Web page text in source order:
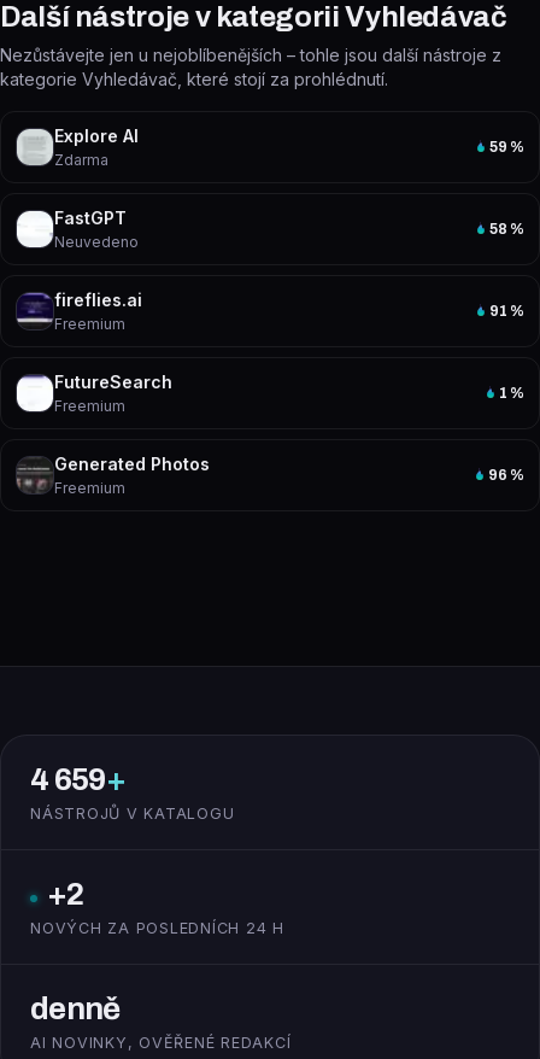
Další nástroje v kategorii Vyhledávač
Nezůstávejte jen u nejoblíbenějších – tohle jsou další nástroje z
kategorie Vyhledávač, které stojí za prohlédnutí.
Explore AI
Zdarma
59 %
FastGPT
Neuvedeno
58 %
fireflies.ai
Freemium
91 %
FutureSearch
Freemium
1 %
Generated Photos
Freemium
96 %
4 659+
NÁSTROJŮ V KATALOGU
+2
NOVÝCH ZA POSLEDNÍCH 24 H
denně
AI NOVINKY, OVĚŘENÉ REDAKCÍ